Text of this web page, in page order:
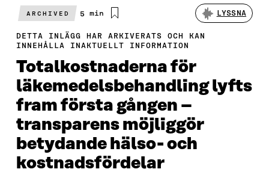
ARCHIVED
Beräknad
5 min LYSSNA
DETTA INLÄGG HAR ARKIVERATS OCH KAN
INNEHÅLLA INAKTUELLT INFORMATION
Totalkostnaderna för
läkemedelsbehandling lyfts
fram första gången –
transparens möjliggör
betydande hälso- och
kostnadsfördelar